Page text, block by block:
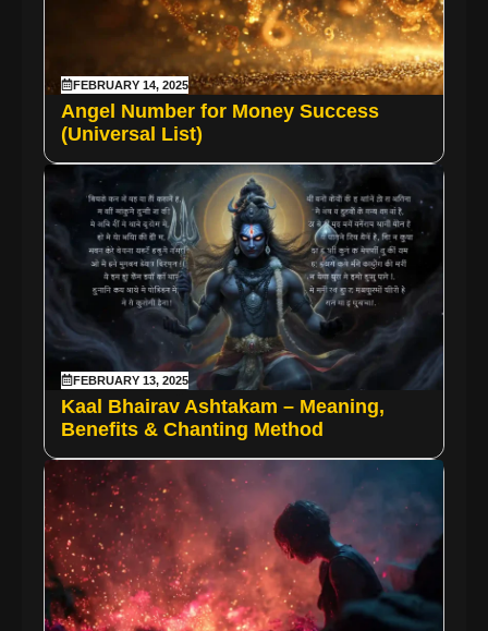
FEBRUARY 14, 2025
Angel Number for Money Success
(Universal List)
FEBRUARY 13, 2025
Kaal Bhairav Ashtakam – Meaning,
Benefits & Chanting Method